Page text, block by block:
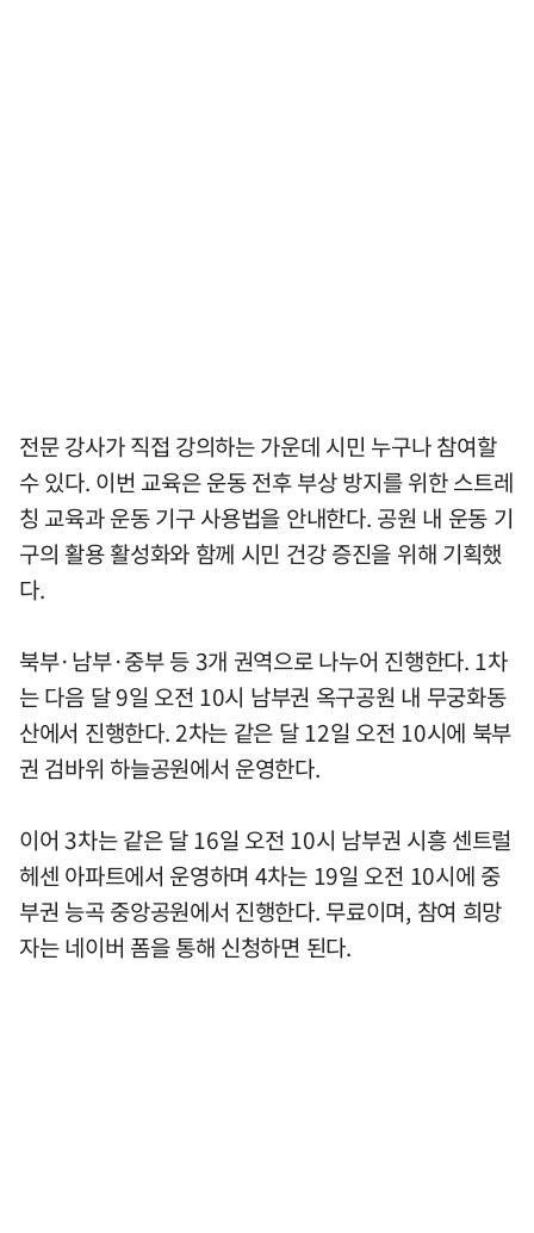
전문 강사가 직접 강의하는 가운데 시민 누구나 참여할
수 있다. 이번 교육은 운동 전후 부상 방지를 위한 스트레
칭 교육과 운동 기구 사용법을 안내한다. 공원 내 운동 기
구의 활용 활성화와 함께 시민 건강 증진을 위해 기획했
다.
북부·남부·중부 등 3개 권역으로 나누어 진행한다. 1차
는 다음 달 9일 오전 10시 남부권 옥구공원 내 무궁화동
산에서 진행한다. 2차는 같은 달 12일 오전 10시에 북부
권 검바위 하늘공원에서 운영한다.
이어 3차는 같은 달 16일 오전 10시 남부권 시흥 센트럴
헤센 아파트에서 운영하며 4차는 19일 오전 10시에 중
부권 능곡 중앙공원에서 진행한다. 무료이며, 참여 희망
자는 네이버 폼을 통해 신청하면 된다.